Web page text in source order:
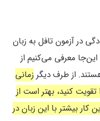
در آزمون تافل به زبان
معرفی می‌کنیم از
از طرف دیگر زمانی
کنید، بهتر است از
کار بیشتر با این زبان در